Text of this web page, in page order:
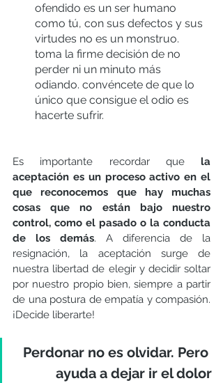
ofendido es un ser humano
como tú, con sus defectos y sus
virtudes no es un monstruo.
toma la firme decisión de no
perder ni un minuto más
odiando. convéncete de que lo
único que consigue el odio es
hacerte sufrir.
Es importante recordar que la
aceptación es un proceso activo en el
que reconocemos que hay muchas
cosas que no están bajo nuestro
control, como el pasado o la conducta
de los demás. A diferencia de la
resignación, la aceptación surge de
nuestra libertad de elegir y decidir soltar
por nuestro propio bien, siempre a partir
de una postura de empatía y compasión.
¡Decide liberarte!
Perdonar no es olvidar. Pero
ayuda a dejar ir el dolor